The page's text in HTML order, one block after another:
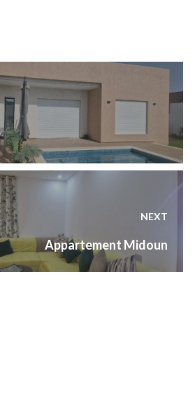
NEXT
Appartement Midoun